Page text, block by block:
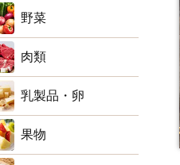
野菜
肉類
乳製品・卵
果物